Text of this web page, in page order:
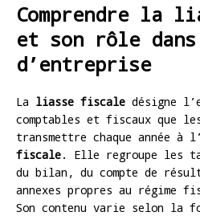
Comprendre la
et son rôle
d’entreprise
La liasse fiscale désigne
comptables et fiscaux que
transmettre chaque année à l’
fiscale. Elle regroupe les
du bilan, du compte de
annexes propres au régime
Son contenu varie selon la